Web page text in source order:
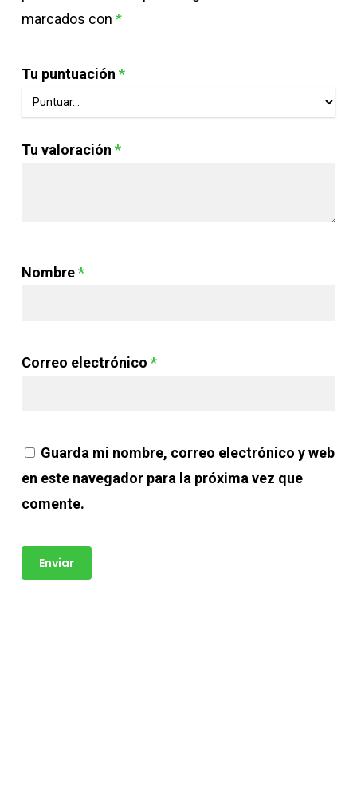
marcados con *
Tu puntuación *
Tu valoración *
Nombre*
Correo electrónico *
Guarda mi nombre, correo electrónico y web
en este navegador para la próxima vez que
comente.